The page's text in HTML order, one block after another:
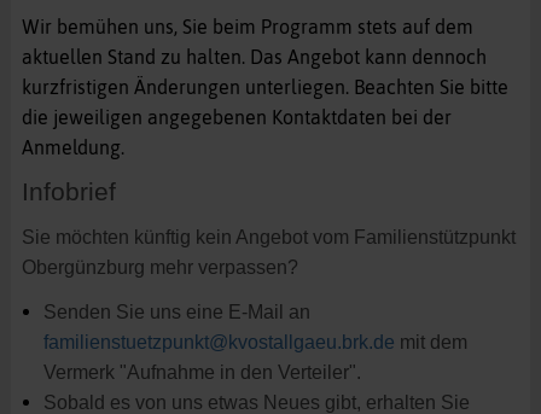
Wir bemühen uns, Sie beim Programm stets auf dem
aktuellen Stand zu halten. Das Angebot kann dennoch
kurzfristigen Änderungen unterliegen. Beachten Sie bitte
die jeweiligen angegebenen Kontaktdaten bei der
Anmeldung.
Infobrief
Sie möchten künftig kein Angebot vom Familienstützpunkt
Obergünzburg mehr verpassen?
Senden Sie uns eine E-Mail an
familienstuetzpunkt@kvostallgaeu.brk.de mit dem
Vermerk "Aufnahme in den Verteiler".
Sobald es von uns etwas Neues gibt, erhalten Sie